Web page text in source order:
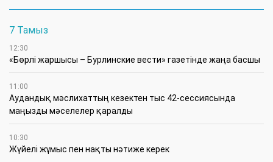
7 Тамыз
12:30
«Бөрлі жаршысы – Бурлинские вести» газетінде жаңа басшы
11:00
Аудандық мәслихаттың кезектен тыс 42-сессиясында
маңызды мәселелер қаралды
10:30
Жүйелі жұмыс пен нақты нәтиже керек